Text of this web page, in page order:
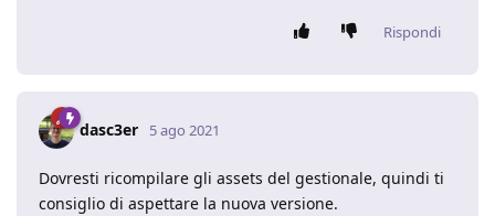
Rispondi
dasc3er 5 ago 2021
Dovresti ricompilare gli assets del gestionale, quindi ti
consiglio di aspettare la nuova versione.